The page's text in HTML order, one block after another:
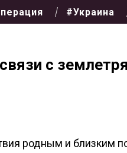
#Украина
с
родным и близким